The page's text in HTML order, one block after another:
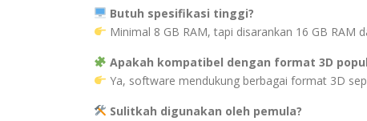
Butuh spesifikasi tinggi?
Minimal 8 GB RAM, tapi disarankan 16 GB RAM
Apakah kompatibel dengan format 3D
Ya, software mendukung berbagai format 3D
Sulitkah digunakan oleh pemula?